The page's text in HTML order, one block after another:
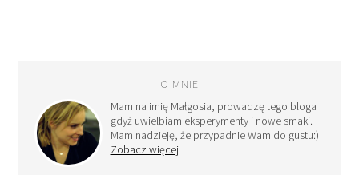
O MNIE
Mam na imię Małgosia, prowadzę tego bloga
gdyż uwielbiam eksperymenty i nowe smaki.
Mam nadzieję, że przypadnie Wam do gustu:)
Zobacz więcej